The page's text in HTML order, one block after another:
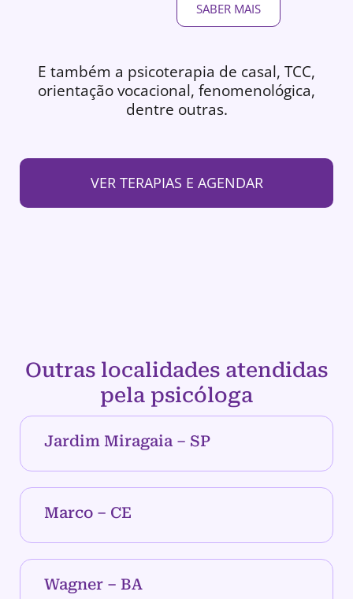
SABER MAIS
E também a psicoterapia de casal, TCC,
orientação vocacional, fenomenológica,
dentre outras.
VER TERAPIAS E AGENDAR
Outras localidades atendidas
pela psicóloga
Jardim Miragaia – SP
Marco – CE
Wagner – BA